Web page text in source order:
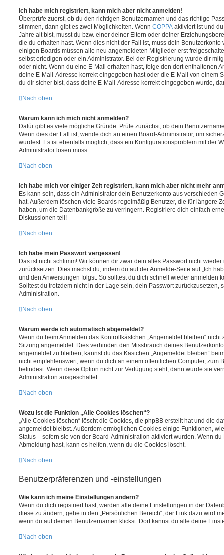
Ich habe mich registriert, kann mich aber nicht anmelden!
Überprüfe zuerst, ob du den richtigen Benutzernamen und das richtige
stimmen, dann gibt es zwei Möglichkeiten. Wenn COPPA aktiviert ist und
Jahre alt bist, musst du bzw. einer deiner Eltern oder deiner
die du erhalten hast. Wenn dies nicht der Fall ist, muss dein
einigen Boards müssen alle neu angemeldeten Mitglieder erst
selbst erledigen oder ein Administrator. Bei der Registrierung wurde dir
oder nicht. Wenn du eine E-Mail erhalten hast, folge den dort enthaltenen
deine E-Mail-Adresse korrekt eingegeben hast oder die E-Mail von einem
du dir sicher bist, dass deine E-Mail-Adresse korrekt eingegeben wurde,
Nach oben
Warum kann ich mich nicht anmelden?
Dafür gibt es viele mögliche Gründe. Prüfe zunächst, ob dein
Wenn dies der Fall ist, wende dich an einen Board-Administrator, um
wurdest. Es ist ebenfalls möglich, dass ein Konfigurationsproblem mit der
Administrator lösen muss.
Nach oben
Ich habe mich vor einiger Zeit registriert, kann mich aber nicht mehr
Es kann sein, dass ein Administrator dein Benutzerkonto aus verschieden
hat. Außerdem löschen viele Boards regelmäßig Benutzer, die für längere
haben, um die Datenbankgröße zu verringern. Registriere dich einfach
Diskussionen teil!
Nach oben
Ich habe mein Passwort vergessen!
Das ist nicht schlimm! Wir können dir zwar dein altes Passwort nicht
zurücksetzen. Dies machst du, indem du auf der Anmelde-Seite auf „Ich
und den Anweisungen folgst. So solltest du dich schnell wieder anmelden
Solltest du trotzdem nicht in der Lage sein, dein Passwort zurückzusetzen,
Administration.
Nach oben
Warum werde ich automatisch abgemeldet?
Wenn du beim Anmelden das Kontrollkästchen „Angemeldet bleiben“
Sitzung angemeldet. Dies verhindert den Missbrauch deines
angemeldet zu bleiben, kannst du das Kästchen „Angemeldet bleiben“
nicht empfehlenswert, wenn du dich an einem öffentlichen Computer, zum
befindest. Wenn diese Option nicht zur Verfügung steht, dann wurde sie
Administration ausgeschaltet.
Nach oben
Wozu ist die Funktion „Alle Cookies löschen“?
„Alle Cookies löschen“ löscht die Cookies, die phpBB erstellt hat und die
angemeldet bleibst. Außerdem ermöglichen Cookies einige Funktionen,
Status – sofern sie von der Board-Administration aktiviert wurden. Wenn
Abmeldung hast, kann es helfen, wenn du die Cookies löscht.
Nach oben
Benutzerpräferenzen und -einstellungen
Wie kann ich meine Einstellungen ändern?
Wenn du dich registriert hast, werden alle deine Einstellungen in der
diese zu ändern, gehe in den „Persönlichen Bereich“; der Link dazu wird
wenn du auf deinen Benutzernamen klickst. Dort kannst du alle deine
Nach oben